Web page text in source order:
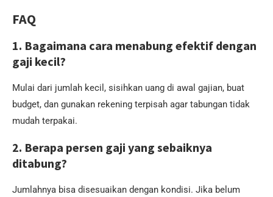
FAQ
1. Bagaimana cara menabung efektif dengan
gaji kecil?
Mulai dari jumlah kecil, sisihkan uang di awal gajian, buat
budget, dan gunakan rekening terpisah agar tabungan tidak
mudah terpakai.
2. Berapa persen gaji yang sebaiknya
ditabung?
Jumlahnya bisa disesuaikan dengan kondisi. Jika belum